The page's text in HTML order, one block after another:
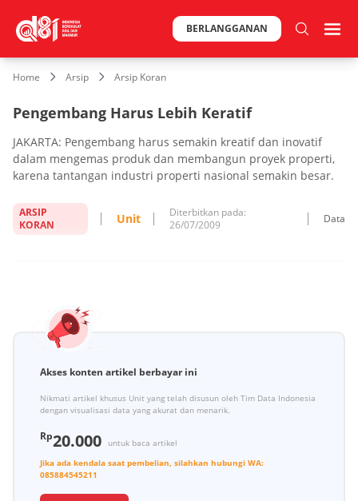
BERLANGGANAN
Home Arsip Arsip Koran
Pengembang Harus Lebih Keratif
JAKARTA: Pengembang harus semakin kreatif dan inovatif
dalam mengemas produk dan membangun proyek properti,
karena tantangan industri properti nasional semakin besar.
ARSIP
KORAN
Unit
Diterbitkan pada:
26/07/2009
Data
Akses konten artikel berbayar ini
Nikmati artikel khusus Unit yang telah disusun oleh Tim Data Indonesia
dengan visualisasi data yang akurat dan menarik.
Rp20.000
untuk baca artikel
Jika ada kendala saat pembelian, silahkan hubungi WA:
085884545211